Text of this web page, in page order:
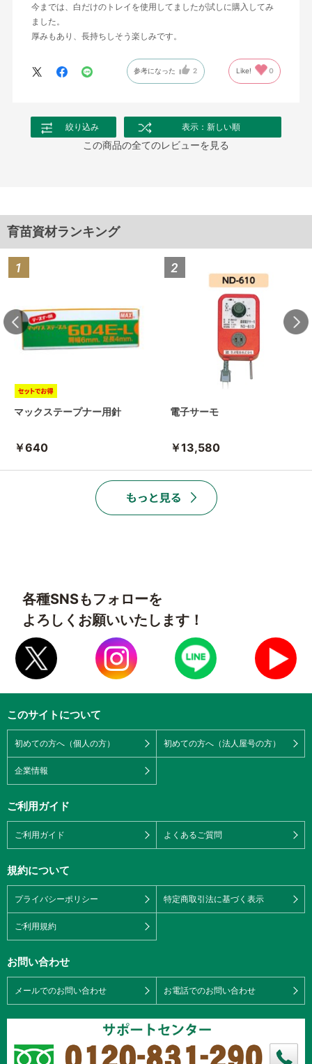
今までは、白だけのトレイを使用してましたが試しに購入してみ
ました。
厚みもあり、長持ちしそう楽しみです。
参考になった 2 Like! 0
絞り込み 表示：新しい順
この商品の全てのレビューを見る
育苗資材ランキング
マックステープナー用針
￥640
電子サーモ
￥13,580
各種SNSもフォローを
よろしくお願いいたします！
このサイトについて
初めての方へ（個人の方） 初めての方へ（法人屋号の方）
企業情報
ご利用ガイド
ご利用ガイド よくあるご質問
規約について
プライバシーポリシー 特定商取引法に基づく表示
ご利用規約
お問い合わせ
メールでのお問い合わせ お電話でのお問い合わせ